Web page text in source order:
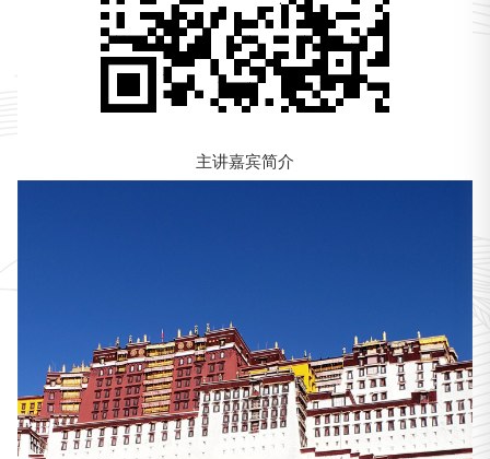
主讲嘉宾简介